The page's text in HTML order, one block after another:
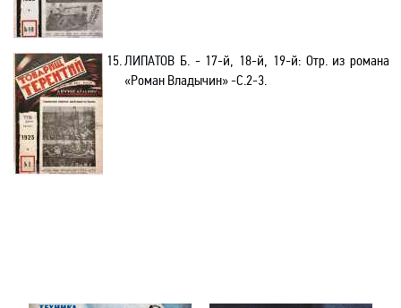
15.ЛИПАТОВ Б.- 17-й, 18-й, 19-й: Отр. из романа
«Роман Владычин» -С.2-3.